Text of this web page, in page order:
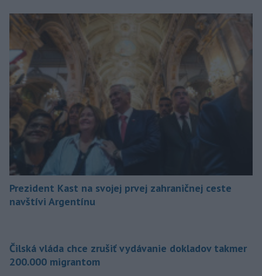
Prezident Kast na svojej prvej zahraničnej ceste
navštívi Argentínu
Čilská vláda chce zrušiť vydávanie dokladov takmer
200.000 migrantom